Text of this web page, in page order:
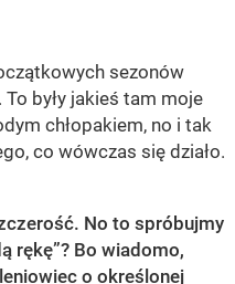
sezonów
były jakieś tam moje
chłopakiem, no i tak
co wówczas się działo.
No to spróbujmy
rękę”? Bo wiadomo,
o określonej